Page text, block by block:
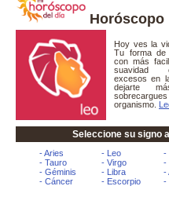
Horóscopo